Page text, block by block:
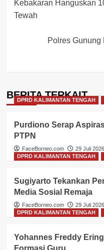
navigation
Kebakaran Hanguskan
Tewah
Polres
BERITA TERKAIT
DPRD KALIMANTAN TENGAH
Purdiono Serap
PTPN
FaceBorneo.com
29 Juli 2026
DPRD KALIMANTAN TENGAH
Sugiyarto Tekankan
Media Sosial Remaja
FaceBorneo.com
29 Juli 2026
DPRD KALIMANTAN TENGAH
Yohannes Freddy